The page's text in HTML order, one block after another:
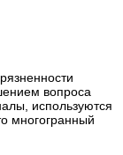
вопроса
используются
многогранный